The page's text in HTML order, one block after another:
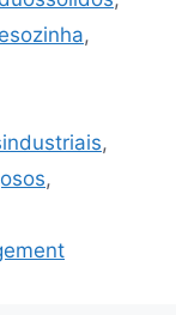
,
,
,